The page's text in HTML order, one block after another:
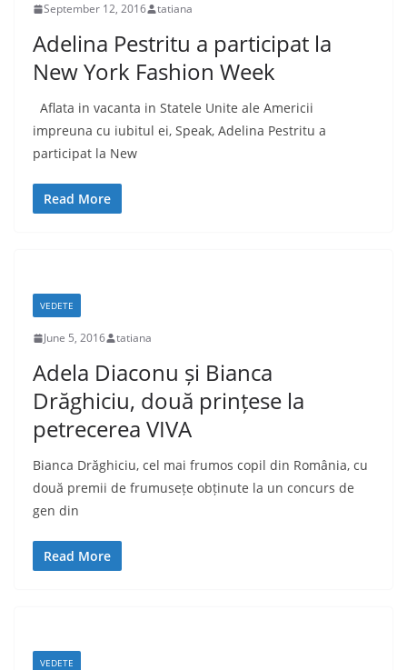
September 12, 2016 tatiana
Adelina Pestritu a participat la
New York Fashion Week
Aflata in vacanta in Statele Unite ale Americii
impreuna cu iubitul ei, Speak, Adelina Pestritu a
participat la New
Read More
VEDETE
June 5, 2016 tatiana
Adela Diaconu și Bianca
Drăghiciu, două prințese la
petrecerea VIVA
Bianca Drăghiciu, cel mai frumos copil din România, cu
două premii de frumusețe obținute la un concurs de
gen din
Read More
VEDETE